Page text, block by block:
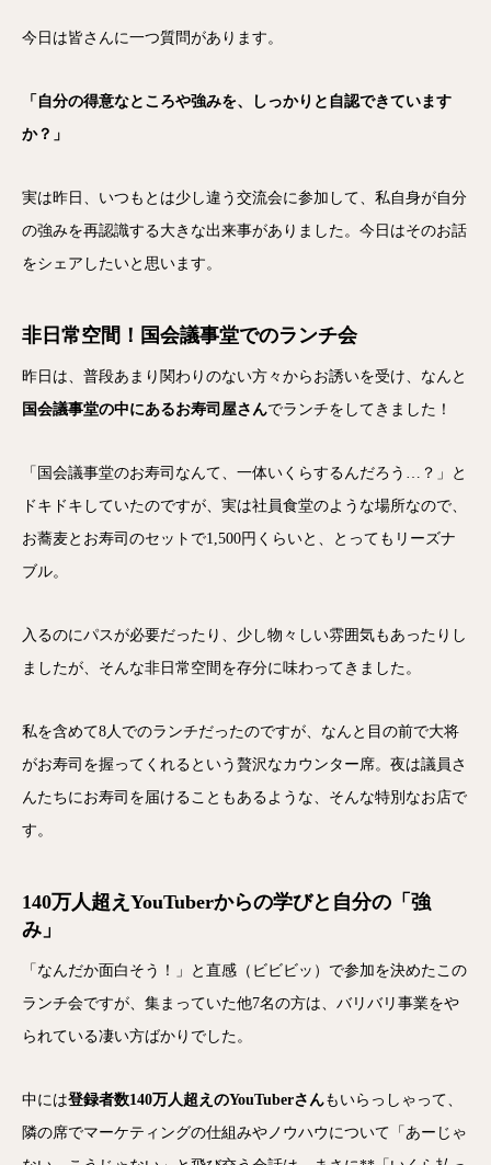
今日は皆さんに一つ質問があります。
「自分の得意なところや強みを、しっかりと自認できています
か？」
実は昨日、いつもとは少し違う交流会に参加して、私自身が自分
の強みを再認識する大きな出来事がありました。今日はそのお話
をシェアしたいと思います。
非日常空間！国会議事堂でのランチ会
昨日は、普段あまり関わりのない方々からお誘いを受け、なんと
国会議事堂の中にあるお寿司屋さんでランチをしてきました！
「国会議事堂のお寿司なんて、一体いくらするんだろう…？」と
ドキドキしていたのですが、実は社員食堂のような場所なので、
お蕎麦とお寿司のセットで1,500円くらいと、とってもリーズナ
ブル。
入るのにパスが必要だったり、少し物々しい雰囲気もあったりし
ましたが、そんな非日常空間を存分に味わってきました。
私を含めて8人でのランチだったのですが、なんと目の前で大将
がお寿司を握ってくれるという贅沢なカウンター席。夜は議員さ
んたちにお寿司を届けることもあるような、そんな特別なお店で
す。
140万人超えYouTuberからの学びと自分の「強
み」
「なんだか面白そう！」と直感（ビビビッ）で参加を決めたこの
ランチ会ですが、集まっていた他7名の方は、バリバリ事業をや
られている凄い方ばかりでした。
中には登録者数140万人超えのYouTuberさんもいらっしゃって、
隣の席でマーケティングの仕組みやノウハウについて「あーじゃ